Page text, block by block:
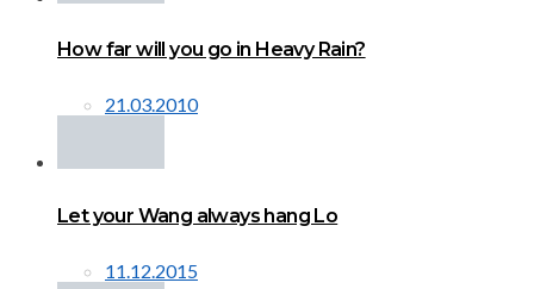
How far will you go in Heavy Rain?
21.03.2010
Let your Wang always hang Lo
11.12.2015